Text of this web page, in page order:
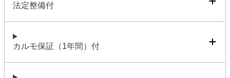
法定整備付
カルモ保証（1年間）付